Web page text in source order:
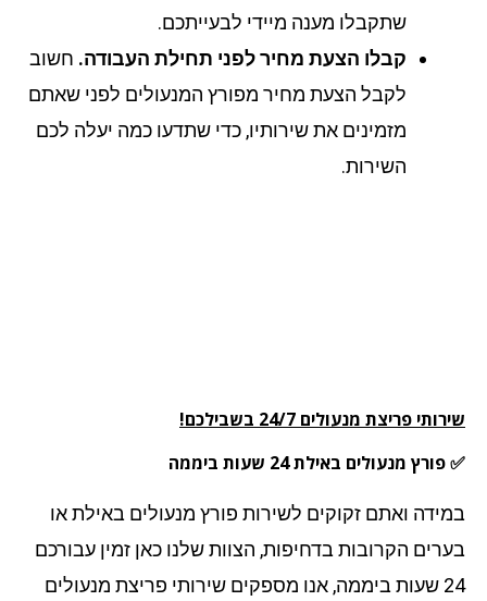
שתקבלו מענה מיידי לבעייתכם.
קבלו הצעת מחיר לפני תחילת העבודה.חשוב
לקבל הצעת מחיר מפורץ המנעולים לפני שאתם
מזמינים את שירותיו, כדי שתדעו כמה יעלה לכם
השירות.
פריצת מנעולים 24/7 בשבילכם!
מנעולים באילת 24 שעות ביממה
ואתם זקוקים לשירות פורץ מנעולים באילת או
הקרובות בדחיפות, הצוות שלנו כאן זמין עבורכם
24 שעות ביממה, אנו מספקים שירותי פריצת מנעולים